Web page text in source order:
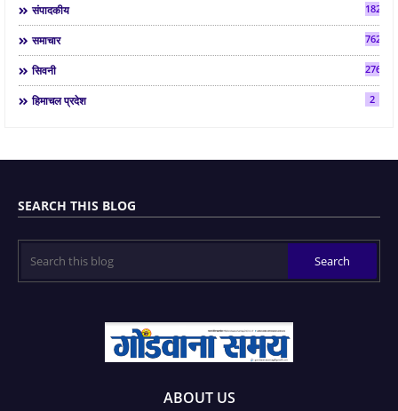
संपादकीय 182
समाचार 7624
सिवनी 2763
हिमाचल प्रदेश 2
SEARCH THIS BLOG
ABOUT US